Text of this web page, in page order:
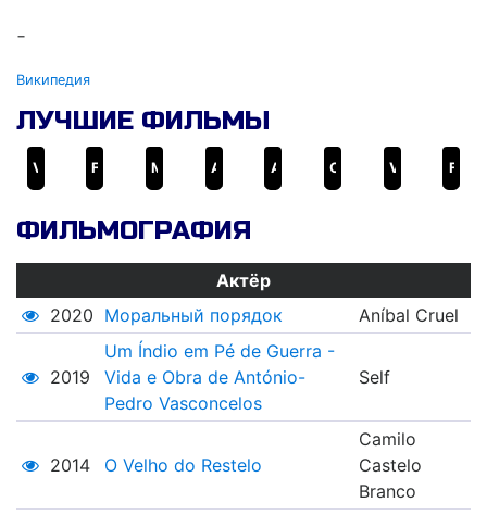
-
Википедия
ЛУЧШИЕ ФИЛЬМЫ
ФИЛЬМОГРАФИЯ
Актёр
2020 Моральный порядок Aníbal Cruel
2019
Um Índio em Pé de Guerra -
Vida e Obra de António-
Pedro Vasconcelos
Self
2014 O Velho do Restelo
Camilo
Castelo
Branco